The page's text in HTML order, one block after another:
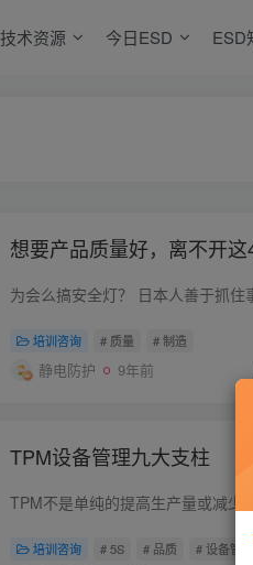
技术资源 今日ESD ESD
想要产品质量好，离不开这
培训咨询 # 质量 # 制造
静电防护 9年前
TPM设备管理九大支柱
培训咨询 # 5S # 品质 # 设备管理